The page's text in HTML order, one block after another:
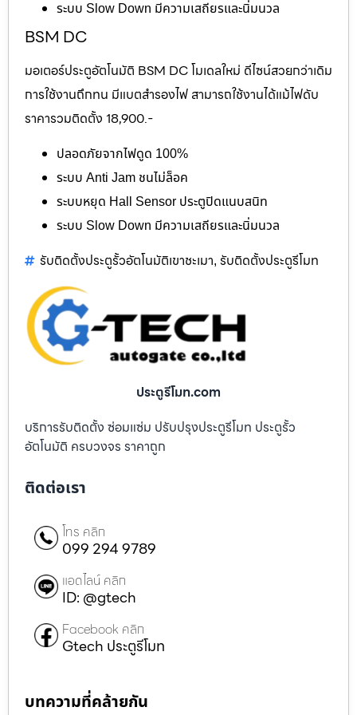
ระบบ Slow Down มีความเสถียรและนิ่มนวล
BSM DC
มอเตอร์ประตูอัตโนมัติ BSM DC โมเดลใหม่ ดีไซน์สวยกว่าเดิม
การใช้งานถึกทน มีแบตสำรองไฟ สามารถใช้งานได้แม้ไฟดับ
ราคารวมติดตั้ง 18,900.-
ปลอดภัยจากไฟดูด 100%
ระบบ Anti Jam ชนไม่ล็อค
ระบบหยุด Hall Sensor ประตูปิดแนบสนิท
ระบบ Slow Down มีความเสถียรและนิ่มนวล
รับติดตั้งประตูรั้วอัตโนมัติเขาชะเมา, รับติดตั้งประตูรีโมท
ประตูรีโมท.com
บริการรับติดตั้ง ซ่อมแซ่ม ปรับปรุงประตูรีโมท ประตูรั้ว
อัตโนมัติ ครบวงจร ราคาถูก
ติดต่อเรา
โทร คลิก
099 294 9789
แอดไลน์ คลิก
ID: @gtech
Facebook คลิก
Gtech ประตูรีโมท
บทความที่คล้ายกัน